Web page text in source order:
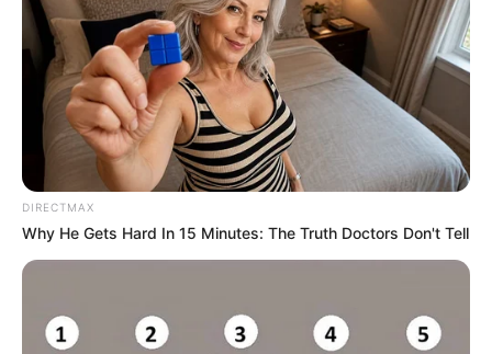
DIRECTMAX
Why He Gets Hard In 15 Minutes: The Truth Doctors Don't Tell